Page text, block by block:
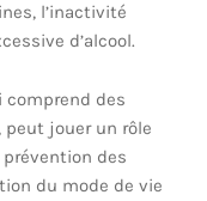
l’inactivité
d’alcool.
comprend des
jouer un rôle
des
du mode de vie